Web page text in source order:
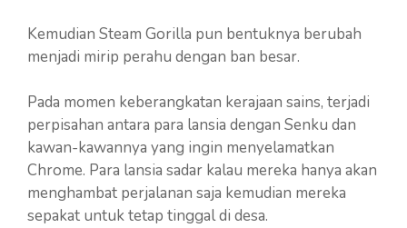
Kemudian Steam Gorilla pun bentuknya berubah
menjadi mirip perahu dengan ban besar.
Pada momen keberangkatan kerajaan sains, terjadi
perpisahan antara para lansia dengan Senku dan
kawan-kawannya yang ingin menyelamatkan
Chrome. Para lansia sadar kalau mereka hanya akan
menghambat perjalanan saja kemudian mereka
sepakat untuk tetap tinggal di desa.